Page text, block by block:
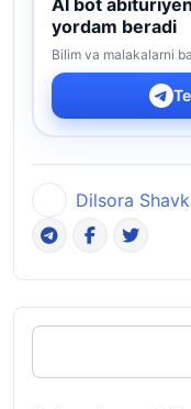
yordam beradi
Bilim va malakalarni
Dilsora